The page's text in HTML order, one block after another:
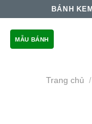
content
BÁNH
MẪU BÁNH
Trang chủ /